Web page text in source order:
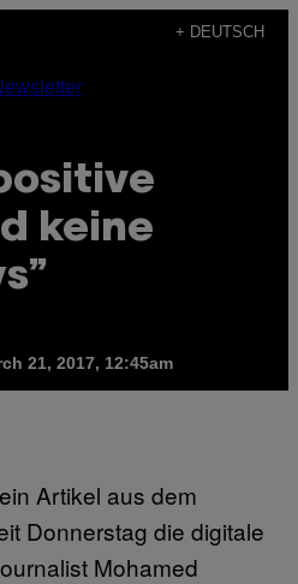
+ DEUTSCH
keine
21, 2017, 12:45am
Artikel aus dem
Donnerstag die digitale
Mohamed